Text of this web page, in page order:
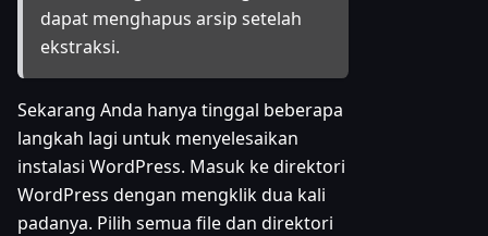
dapat menghapus arsip setelah
ekstraksi.
Sekarang Anda hanya tinggal beberapa
langkah lagi untuk menyelesaikan
instalasi WordPress. Masuk ke direktori
WordPress dengan mengklik dua kali
padanya. Pilih semua file dan direktori